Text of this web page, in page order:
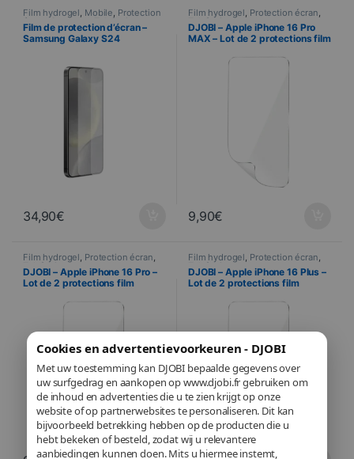
Cookies en advertentievoorkeuren - DJOBI
Met uw toestemming kan DJOBI bepaalde gegevens over
uw surfgedrag en aankopen op www.djobi.fr gebruiken om
de inhoud en advertenties die u te zien krijgt op onze
website of op partnerwebsites te personaliseren. Dit kan
bijvoorbeeld betrekking hebben op de producten die u
hebt bekeken of besteld, zodat wij u relevantere
aanbiedingen kunnen doen. Mits u hiermee instemt,
Film hydrogel, Mobile, Protection
écran , Samsung ,Telefonie
Film de protection d’écran –
Samsung Galaxy S24
34,90€
Film hydrogel, Protection écran,
Telefonie
DJOBI – Apple iPhone 16 Pro
MAX – Lot de 2 protections film
d’application
9,90€
Film hydrogel, Protection écran,
Telefonie
DJOBI – Apple iPhone 16 Pro –
Lot de 2 protections film
d’application
Film hydrogel, Protection écran,
Telefonie
DJOBI – Apple iPhone 16 Plus –
Lot de 2 protections film
d’application